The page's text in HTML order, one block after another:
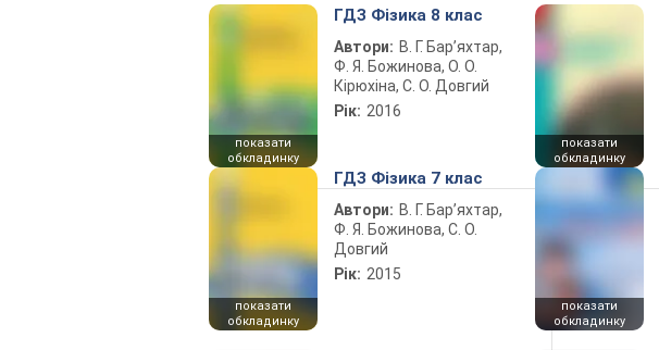
показати
обкладинку
ГДЗ Фізика 8 клас
Автори: В. Г. Бар’яхтар,
Ф. Я. Божинова, О. О.
Кірюхіна, С. О. Довгий
Рік: 2016
показати
обкладинку
показати
обкладинку
ГДЗ Фізика 7 клас
Автори: В. Г. Бар’яхтар,
Ф. Я. Божинова, С. О.
Довгий
Рік: 2015
показати
обкладинку